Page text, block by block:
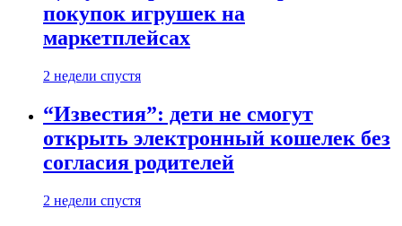
покупок игрушек на
маркетплейсах
2 недели спустя
“Известия”: дети не смогут
открыть электронный кошелек без
согласия родителей
2 недели спустя